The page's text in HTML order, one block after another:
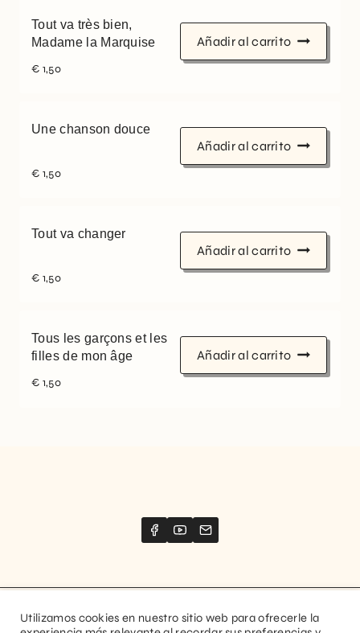
Tout va très bien,
Madame la Marquise
€ 1,50
Añadir al carrito
Une chanson douce
€ 1,50
Añadir al carrito
Tout va changer
€ 1,50
Añadir al carrito
Tous les garçons et les
filles de mon âge
€ 1,50
Añadir al carrito
Utilizamos cookies en nuestro sitio web para ofrecerle la